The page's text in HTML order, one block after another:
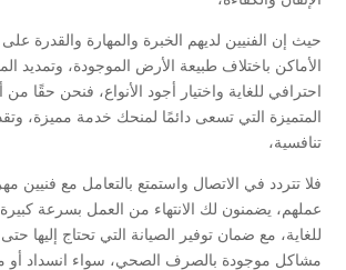
حيث إن الفنيين لديهم الخبرة والمهارة والقدرة
الأماكن باختلاف طبيعة الأرض الموجودة، وتمديد
احترافي للغاية واختيار أجود الأنواع، فنحن حقًا
المتميزة التي تسعى دائمًا لمنحك خدمة مميزة،
تنافسية،
فلا تتردد في الاتصال واستمتع بالتعامل مع فنيين
عملهم، يضمنون لك الانتهاء من العمل بسرعة
للغاية، مع ضمان توفير الصيانة التي تحتاج إليها
مشاكل موجودة بالصرف الصحي، سواء انسداد أو